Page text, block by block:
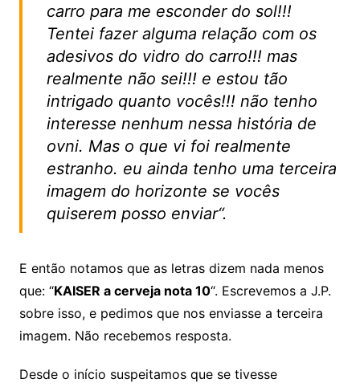
carro para me esconder do sol!!!
Tentei fazer alguma relação com os
adesivos do vidro do carro!!! mas
realmente não sei!!! e estou tão
intrigado quanto vocês!!! não tenho
interesse nenhum nessa história de
ovni. Mas o que vi foi realmente
estranho. eu ainda tenho uma terceira
imagem do horizonte se vocês
quiserem posso enviar“.
E então notamos que as letras dizem nada menos
que: “KAISER a cerveja nota 10“. Escrevemos a J.P.
sobre isso, e pedimos que nos enviasse a terceira
imagem. Não recebemos resposta.
Desde o início suspeitamos que se tivesse